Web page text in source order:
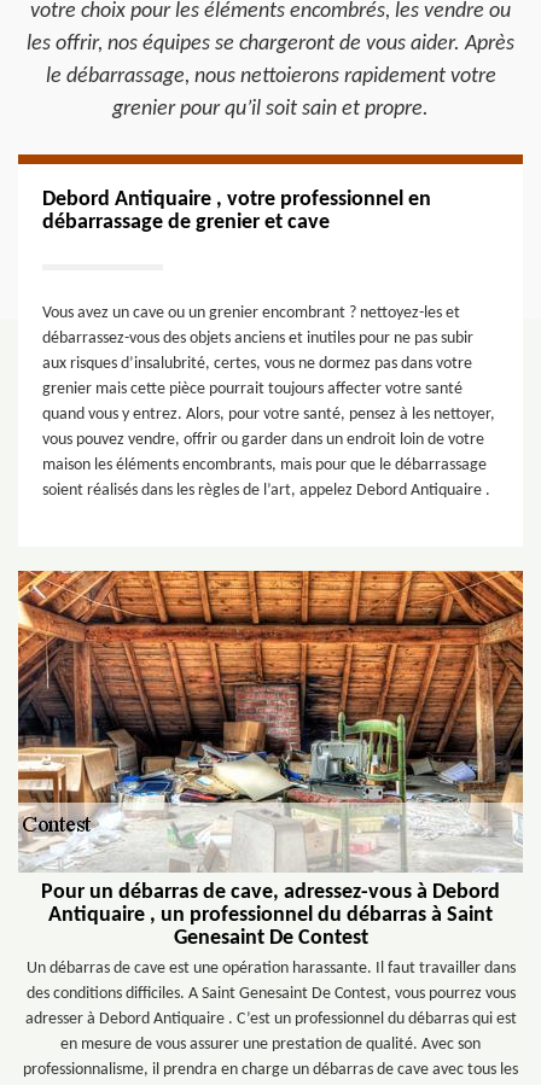
votre choix pour les éléments encombrés, les vendre ou
les offrir, nos équipes se chargeront de vous aider. Après
le débarrassage, nous nettoierons rapidement votre
grenier pour qu’il soit sain et propre.
Debord Antiquaire , votre professionnel en
débarrassage de grenier et cave
Vous avez un cave ou un grenier encombrant ? nettoyez-les et
débarrassez-vous des objets anciens et inutiles pour ne pas subir
aux risques d’insalubrité, certes, vous ne dormez pas dans votre
grenier mais cette pièce pourrait toujours affecter votre santé
quand vous y entrez. Alors, pour votre santé, pensez à les nettoyer,
vous pouvez vendre, offrir ou garder dans un endroit loin de votre
maison les éléments encombrants, mais pour que le débarrassage
soient réalisés dans les règles de l’art, appelez Debord Antiquaire .
Pour un débarras de cave, adressez-vous à Debord
Antiquaire , un professionnel du débarras à Saint
Genesaint De Contest
Un débarras de cave est une opération harassante. Il faut travailler dans
des conditions difficiles. A Saint Genesaint De Contest, vous pourrez vous
adresser à Debord Antiquaire . C’est un professionnel du débarras qui est
en mesure de vous assurer une prestation de qualité. Avec son
professionnalisme, il prendra en charge un débarras de cave avec tous les